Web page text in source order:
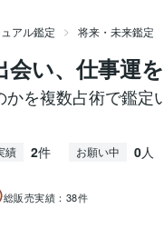
アル鑑定 将来・未来鑑定
会い、仕事運
を複数占術で鑑定
績 2件 お願い中 0人
総販売実績： 38件